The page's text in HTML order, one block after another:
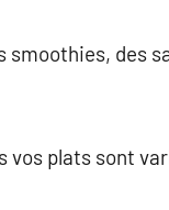
des
vos plats sont